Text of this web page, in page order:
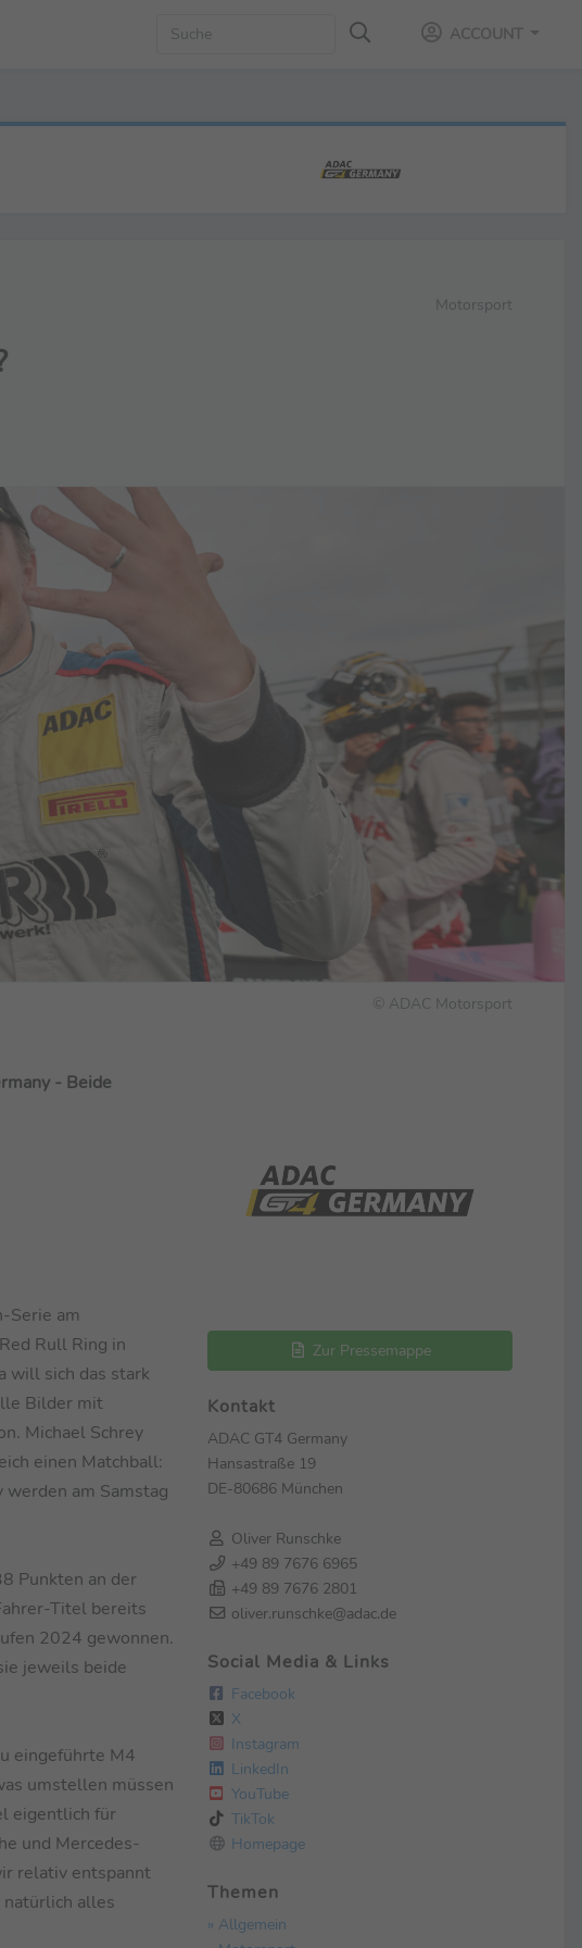
ACCOUNT
Motorsport
© ADAC Motorsport
- Beide
Serie am
Rull Ring in
will sich das stark
Bilder mit
Michael Schrey
einen Matchball:
am Samstag
Punkten an der
Titel bereits
2024 gewonnen.
jeweils beide
eingeführte M4
umstellen müssen
eigentlich für
und Mercedes-
relativ entspannt
alles
Zur Pressemappe
Kontakt
ADAC GT4 Germany
Hansastraße 19
DE-80686 München
Oliver Runschke
+49 89 7676 6965
+49 89 7676 2801
oliver.runschke@adac.de
Social Media & Links
Facebook
X
Instagram
LinkedIn
YouTube
TikTok
Homepage
Themen
» Allgemein